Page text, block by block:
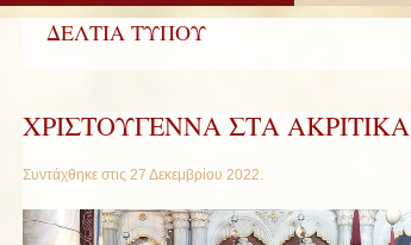
ΔΕΛΤΙΑ ΤΥΠΟΥ
ΧΡΙΣΤΟΥΓΕΝΝΑ ΣΤA
Συντάχθηκε στις 27 Δεκεμβρίου 2022.